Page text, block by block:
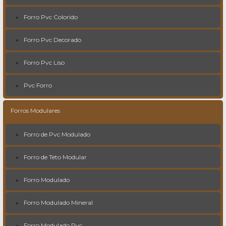
Forro Pvc Colorido
Forro Pvc Decorado
Forro Pvc Liso
Pvc Forro
Forros Modulares
Forro de Pvc Modulado
Forro de Teto Modular
Forro Modulado
Forro Modulado Mineral